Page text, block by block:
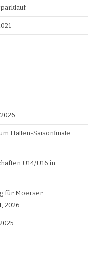
Hallen-Saisonfinale
U14/U16 in
für Moerser
2026